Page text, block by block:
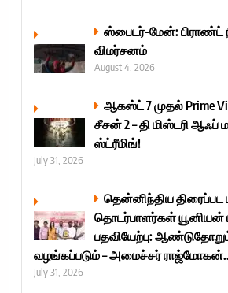
ஸ்பைடர்-மேன்: பிராண்ட்
விமர்சனம்
August 4, 2026
ஆகஸ்ட் 7 முதல் Prime
சீசன் 2 – தி மிஸ்டரி ஆஃப்
ஸ்ட்ரீமிங்!
July 31, 2026
தென்னிந்திய திரைப்பட
தொடர்பாளர்கள் யூனியன்
பதவியேற்பு:
வழங்கப்படும் – அமைச்சர்
July 31, 2026